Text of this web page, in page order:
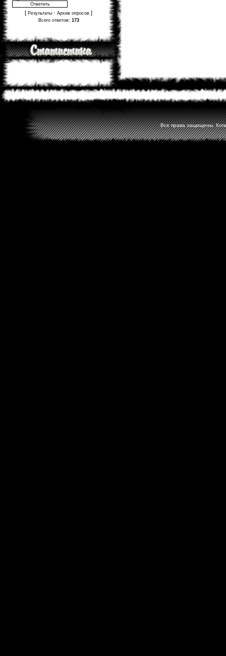
[ Результаты · Архив опросов ]
Всего ответов: 173
Все права защищены.